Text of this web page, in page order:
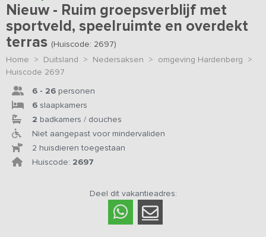
Nieuw - Ruim groepsverblijf met
sportveld, speelruimte en overdekt
terras (Huiscode: 2697)
Home > Duitsland > Nedersaksen > omgeving Hardenberg >
Huiscode 2697
6 - 26 personen
6 slaapkamers
2 badkamers / douches
Niet aangepast voor mindervaliden
2 huisdieren toegestaan
Huiscode: 2697
Deel dit vakantieadres: